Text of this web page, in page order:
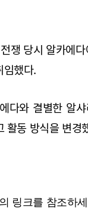
쟁 당시 알카에
임했다.
다와 결별한 알
활동 방식을 변경
링크를 참조하